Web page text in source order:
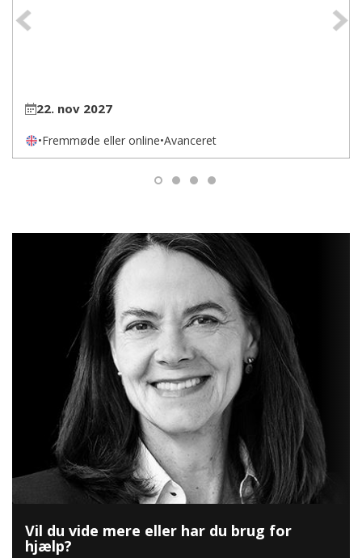
22. nov 2027
•Fremmøde eller online•Avanceret
1 2 3 4
Vil du vide mere eller har du brug for
hjælp?